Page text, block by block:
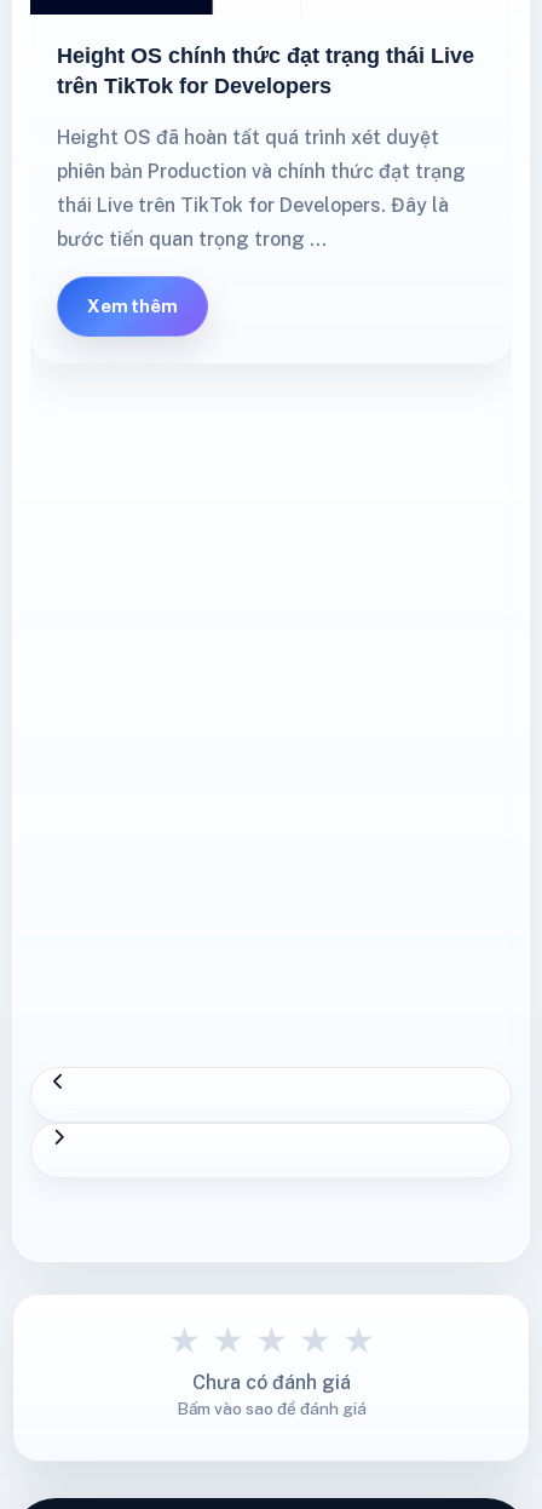
Height OS chính thức đạt trạng thái Live
trên TikTok for Developers
Height OS đã hoàn tất quá trình xét duyệt
phiên bản Production và chính thức đạt trạng
thái Live trên TikTok for Developers. Đây là
bước tiến quan trọng trong …
Xem thêm
★ ★ ★ ★ ★
Chưa có đánh giá
Bấm vào sao để đánh giá